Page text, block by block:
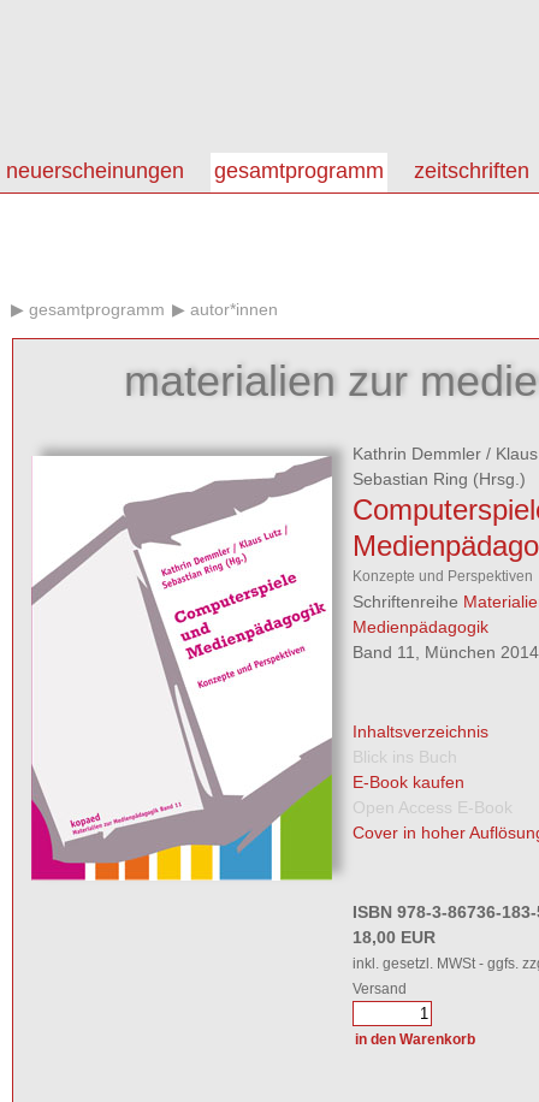
neuerscheinungen gesamtprogramm zeitschriften
gesamtprogramm autor*innen
materialien zur
Kathrin Demmler/
Sebastian Ring (Hrsg.)
Konzepte und Perspektiven
Schriftenreihe
Medienpädagogik
Band 11, München
Inhaltsverzeichnis
Blick ins Buch
E-Book kaufen
Open Access E-Book
Cover in hoher
ISBN 978-3-86736-
18,00 EUR
inkl. gesetzl. MWSt - ggfs.
Versand